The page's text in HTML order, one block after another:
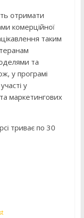
отримати
комерційної
таким
та
у програмі
у
маркетингових
триває по 30